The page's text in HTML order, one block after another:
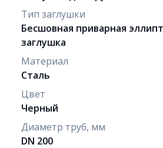
Тип заглушки
Бесшовная приварная
заглушка
Материал
Сталь
Цвет
Черный
Диаметр труб, мм
DN 200